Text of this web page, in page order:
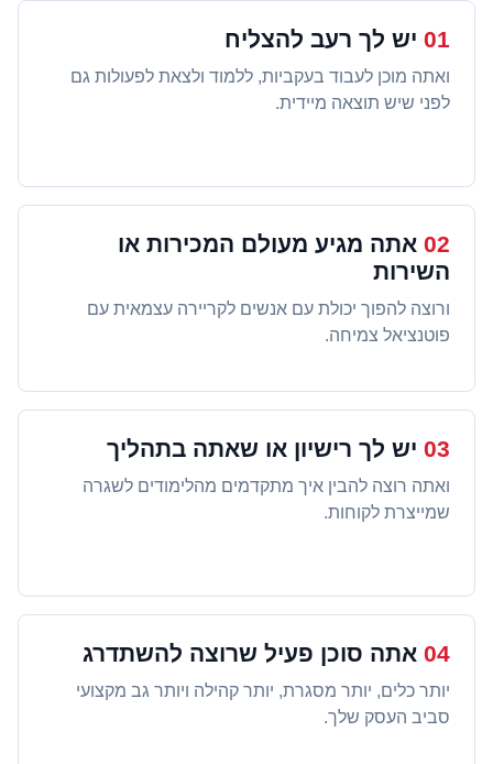
01 יש לך רעב להצליח
ואתה מוכן לעבוד בעקביות, ללמוד ולצאת לפעולות גם
לפני שיש תוצאה מיידית.
02 אתה מגיע מעולם המכירות או
השירות
ורוצה להפוך יכולת עם אנשים לקריירה עצמאית עם
פוטנציאל צמיחה.
03 יש לך רישיון או שאתה בתהליך
ואתה רוצה להבין איך מתקדמים מהלימודים לשגרה
שמייצרת לקוחות.
04 אתה סוכן פעיל שרוצה להשתדרג
יותר כלים, יותר מסגרת, יותר קהילה ויותר גב מקצועי
סביב העסק שלך.